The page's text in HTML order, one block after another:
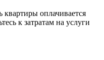
оплачивается
к затратам на услуги